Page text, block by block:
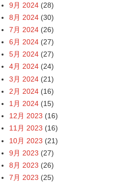
9月 2024 (28)
8月 2024 (30)
7月 2024 (26)
6月 2024 (27)
5月 2024 (27)
4月 2024 (24)
3月 2024 (21)
2月 2024 (16)
1月 2024 (15)
12月 2023 (16)
11月 2023 (16)
10月 2023 (21)
9月 2023 (27)
8月 2023 (26)
7月 2023 (25)